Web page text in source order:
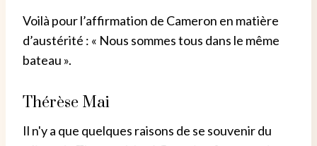
Voilà pour l’affirmation de Cameron en matière
d’austérité : « Nous sommes tous dans le même
bateau ».
Thérèse Mai
Il n'y a que quelques raisons de se souvenir du